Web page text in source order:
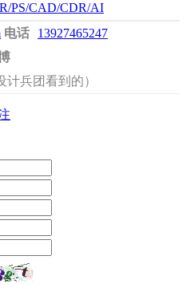
PS/CAD/CDR/AI
电话
13927465247
计兵团看到的）